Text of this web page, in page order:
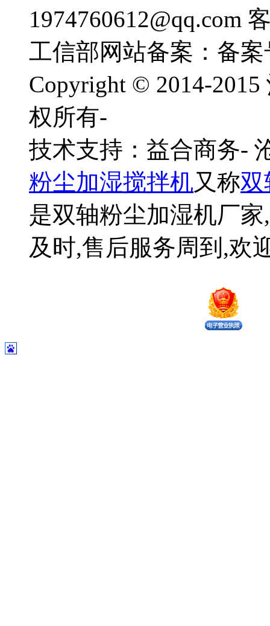
1974760612@qq.com
工信部网站备案：备案
Copyright © 2014-
权所有-
技术支持：益合商务-
粉尘加湿搅拌机又称双
是双轴粉尘加湿机厂
及时,售后服务周到,欢